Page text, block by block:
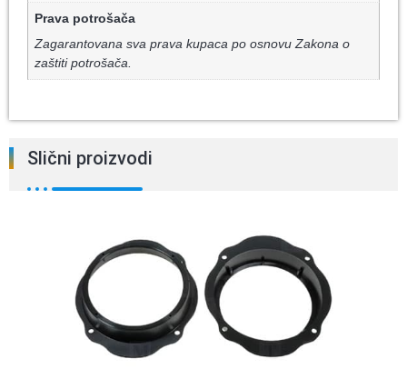
Prava potrošača
Zagarantovana sva prava kupaca po osnovu Zakona o
zaštiti potrošača.
Slični proizvodi